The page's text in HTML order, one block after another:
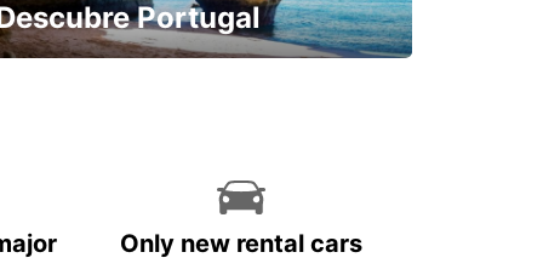
Portugal
Only new rental cars